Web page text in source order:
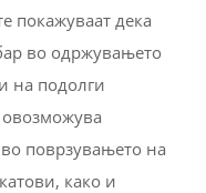
покажуваат дека
во одржувањето
на подолги
овозможува
поврзувањето на
како и